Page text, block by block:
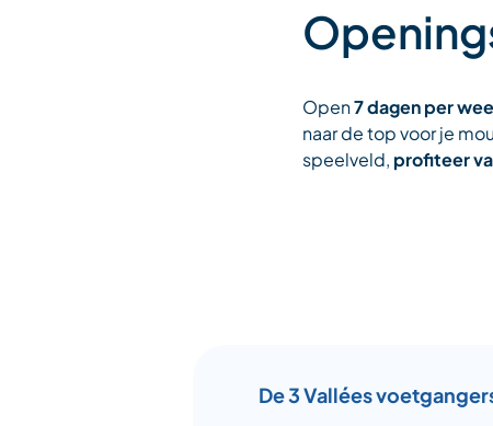
Open7 dagen per
naar de top voor je
speelveld, profiteer
De 3 Vallées